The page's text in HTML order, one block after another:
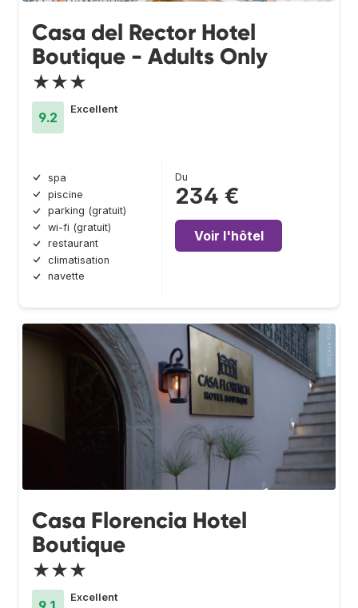
Casa del Rector Hotel
Boutique - Adults Only
★★★
9.2
Excellent
spa
piscine
parking (gratuit)
wi-fi (gratuit)
restaurant
climatisation
navette
Du
234 €
Voir l'hôtel
Casa Florencia Hotel
Boutique
★★★
Excellent